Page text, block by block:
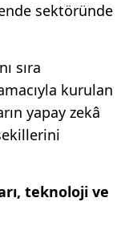
sektöründe
sıra
kurulan
yapay zekâ
teknoloji ve